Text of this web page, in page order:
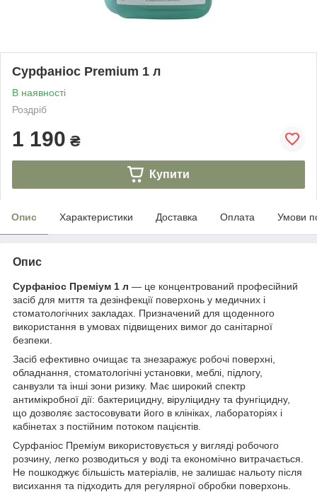
Сурфаніос Premium 1 л
В наявності
Роздріб
1 190 ₴
Купити
Опис Характеристики Доставка Оплата Умови
Опис
Сурфаніос Преміум 1 л — це концентрований професійний
засіб для миття та дезінфекції поверхонь у медичних і
стоматологічних закладах. Призначений для щоденного
використання в умовах підвищених вимог до санітарної
безпеки.
Засіб ефективно очищає та знезаражує робочі поверхні,
обладнання, стоматологічні установки, меблі, підлогу,
санвузли та інші зони ризику. Має широкий спектр
антимікробної дії: бактерицидну, віруліцидну та фунгіцидну,
що дозволяє застосовувати його в клініках, лабораторіях і
кабінетах з постійним потоком пацієнтів.
Сурфаніос Преміум використовується у вигляді робочого
розчину, легко розводиться у воді та економічно витрачається.
Не пошкоджує більшість матеріалів, не залишає нальоту після
висихання та підходить для регулярної обробки поверхонь.